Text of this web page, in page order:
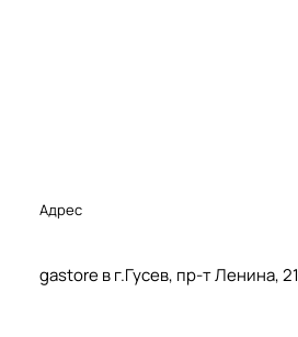
Адрес
gastore в г.Гусев, пр-т Ленина, 21